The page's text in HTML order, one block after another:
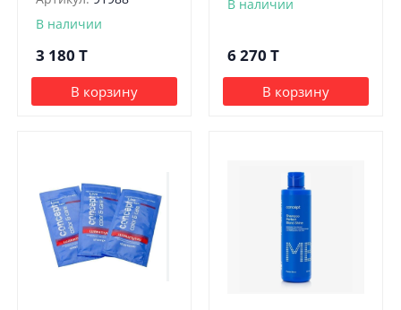
В наличии
3 180 T
В корзину
В наличии
6 270 T
В корзину